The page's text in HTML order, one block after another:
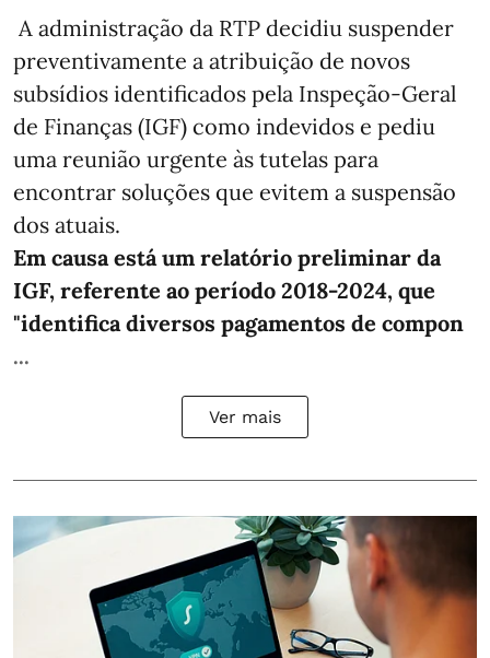
A administração da RTP decidiu suspender
preventivamente a atribuição de novos
subsídios identificados pela Inspeção-Geral
de Finanças (IGF) como indevidos e pediu
uma reunião urgente às tutelas para
encontrar soluções que evitem a suspensão
dos atuais.
Em causa está um relatório preliminar da
IGF, referente ao período 2018-2024, que
"identifica diversos pagamentos de compon
...
Ver mais